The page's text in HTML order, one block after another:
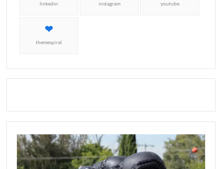
linkedin instagram youtube
themespiral